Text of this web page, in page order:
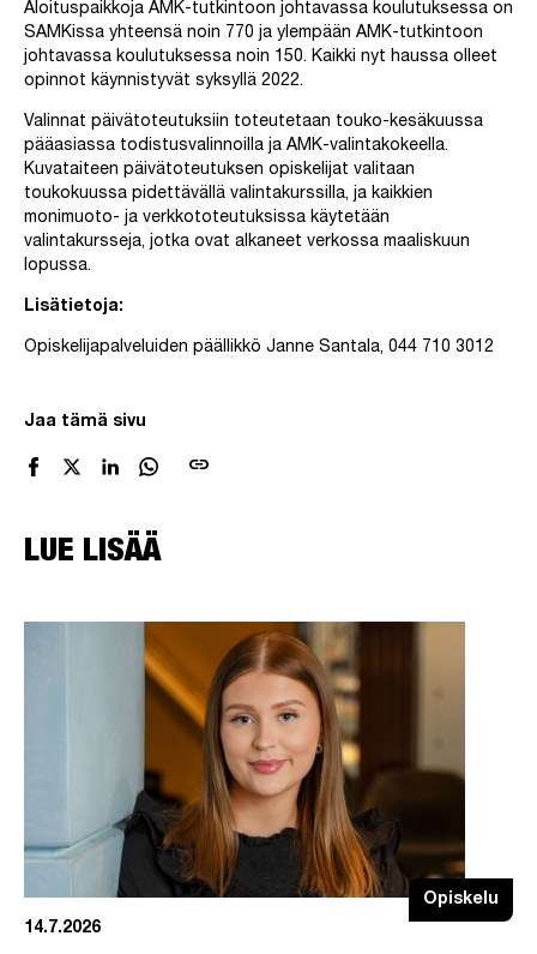
Aloituspaikkoja AMK-tutkintoon johtavassa koulutuksessa on
SAMKissa yhteensä noin 770 ja ylempään AMK-tutkintoon
johtavassa koulutuksessa noin 150. Kaikki nyt haussa olleet
opinnot käynnistyvät syksyllä 2022.
Valinnat päivätoteutuksiin toteutetaan touko-kesäkuussa
pääasiassa todistusvalinnoilla ja AMK-valintakokeella.
Kuvataiteen päivätoteutuksen opiskelijat valitaan
toukokuussa pidettävällä valintakurssilla, ja kaikkien
monimuoto- ja verkkototeutuksissa käytetään
valintakursseja, jotka ovat alkaneet verkossa maaliskuun
lopussa.
Lisätietoja:
Opiskelijapalveluiden päällikkö Janne Santala, 044 710 3012
Jaa tämä sivu
link
LUE LISÄÄ
Opiskelu
14.7.2026